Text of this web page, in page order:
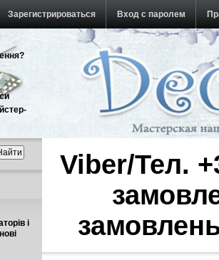
Зарегистрироваться Вход с паролем
і
Viber/Тел.